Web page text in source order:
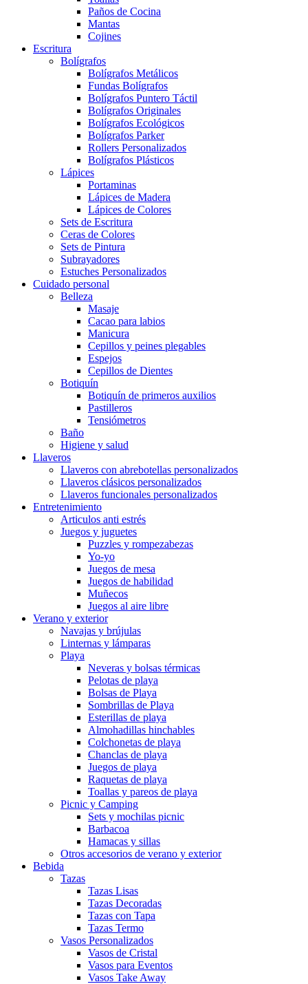
Paños de Cocina
Mantas
Cojines
Escritura
Bolígrafos
Bolígrafos Metálicos
Fundas Bolígrafos
Bolígrafos Puntero Táctil
Bolígrafos Originales
Bolígrafos Ecológicos
Bolígrafos Parker
Rollers Personalizados
Bolígrafos Plásticos
Lápices
Portaminas
Lápices de Madera
Lápices de Colores
Sets de Escritura
Ceras de Colores
Sets de Pintura
Subrayadores
Estuches Personalizados
Cuidado personal
Belleza
Masaje
Cacao para labios
Manicura
Cepillos y peines plegables
Espejos
Cepillos de Dientes
Botiquín
Botiquín de primeros auxilios
Pastilleros
Tensiómetros
Baño
Higiene y salud
Llaveros
Llaveros con abrebotellas personalizados
Llaveros clásicos personalizados
Llaveros funcionales personalizados
Entretenimiento
Articulos anti estrés
Juegos y juguetes
Puzzles y rompezabezas
Yo-yo
Juegos de mesa
Juegos de habilidad
Muñecos
Juegos al aire libre
Verano y exterior
Navajas y brújulas
Linternas y lámparas
Playa
Neveras y bolsas térmicas
Pelotas de playa
Bolsas de Playa
Sombrillas de Playa
Esterillas de playa
Almohadillas hinchables
Colchonetas de playa
Chanclas de playa
Juegos de playa
Raquetas de playa
Toallas y pareos de playa
Picnic y Camping
Sets y mochilas picnic
Barbacoa
Hamacas y sillas
Otros accesorios de verano y exterior
Bebida
Tazas
Tazas Lisas
Tazas Decoradas
Tazas con Tapa
Tazas Termo
Vasos Personalizados
Vasos de Cristal
Vasos para Eventos
Vasos Take Away